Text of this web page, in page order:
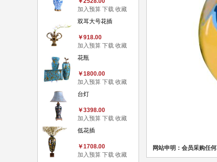
加入预算 下载 收藏
双耳大号花插
￥918.00
加入预算 下载 收藏
花瓶
￥1800.00
加入预算 下载 收藏
台灯
￥3398.00
加入预算 下载 收藏
低花插
￥1708.00
加入预算 下载 收藏
网站申明：会员采购任